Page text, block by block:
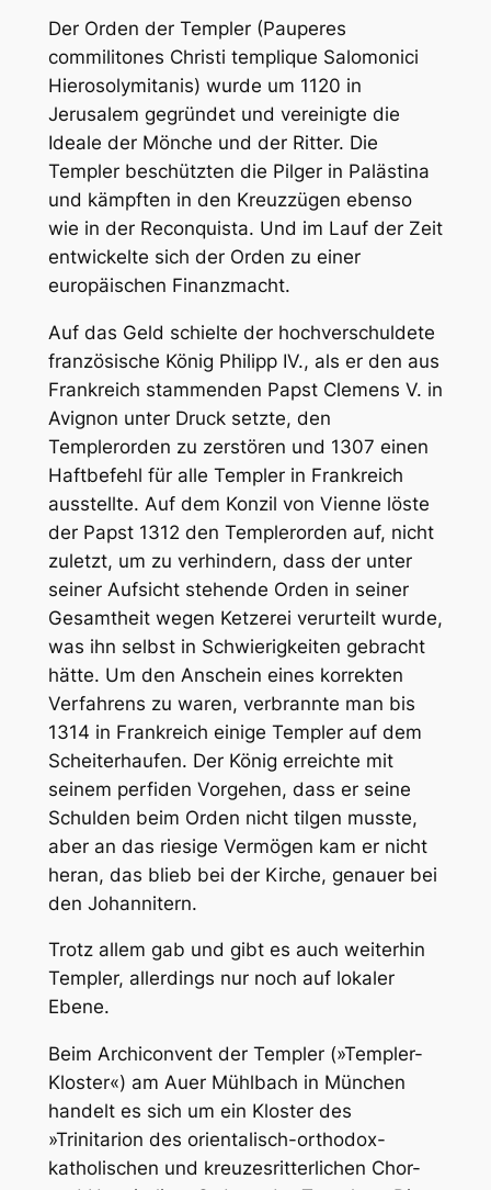
Der Orden der Templer (Pauperes
commilitones Christi templique Salomonici
Hierosolymitanis) wurde um 1120 in
Jerusalem gegründet und vereinigte die
Ideale der Mönche und der Ritter. Die
Templer beschützten die Pilger in Palästina
und kämpften in den Kreuzzügen ebenso
wie in der Reconquista. Und im Lauf der Zeit
entwickelte sich der Orden zu einer
europäischen Finanzmacht.
Auf das Geld schielte der hochverschuldete
französische König Philipp IV., als er den aus
Frankreich stammenden Papst Clemens V. in
Avignon unter Druck setzte, den
Templerorden zu zerstören und 1307 einen
Haftbefehl für alle Templer in Frankreich
ausstellte. Auf dem Konzil von Vienne löste
der Papst 1312 den Templerorden auf, nicht
zuletzt, um zu verhindern, dass der unter
seiner Aufsicht stehende Orden in seiner
Gesamtheit wegen Ketzerei verurteilt wurde,
was ihn selbst in Schwierigkeiten gebracht
hätte. Um den Anschein eines korrekten
Verfahrens zu waren, verbrannte man bis
1314 in Frankreich einige Templer auf dem
Scheiterhaufen. Der König erreichte mit
seinem perfiden Vorgehen, dass er seine
Schulden beim Orden nicht tilgen musste,
aber an das riesige Vermögen kam er nicht
heran, das blieb bei der Kirche, genauer bei
den Johannitern.
Trotz allem gab und gibt es auch weiterhin
Templer, allerdings nur noch auf lokaler
Ebene.
Beim Archiconvent der Templer (»Templer-
Kloster«) am Auer Mühlbach in München
handelt es sich um ein Kloster des
»Trinitarion des orientalisch-orthodox-
katholischen und kreuzesritterlichen Chor-